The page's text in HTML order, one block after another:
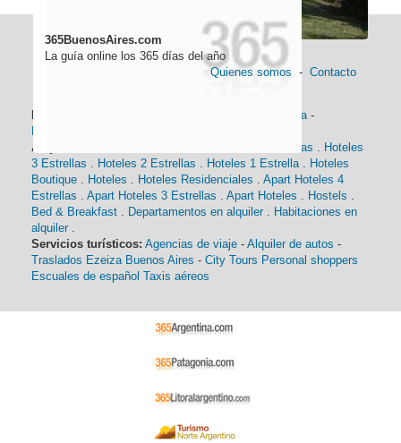
365BuenosAires.com
La guía online los 365 días del año
Quienes somos - Contacto
Historia -
Alojamiento:
Hoteles 4 Estrellas
Hoteles
3 Estrellas
Hoteles 2 Estrellas Hoteles 1 Estrella
Hoteles
Boutique
Hoteles Hoteles Residenciales
Apart Hoteles 4
Estrellas
Apart Hoteles 3 Estrellas Apart Hoteles Hostels
Bed & Breakfast
Departamentos en alquiler
Habitaciones en
alquiler
Servicios turísticos: Agencias de viaje - Alquiler de autos -
Traslados Ezeiza Buenos Aires - City Tours Personal shoppers
Escuales de español Taxis aéreos